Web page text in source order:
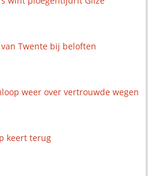
Twente bij beloften
weer over vertrouwde wegen
keert terug